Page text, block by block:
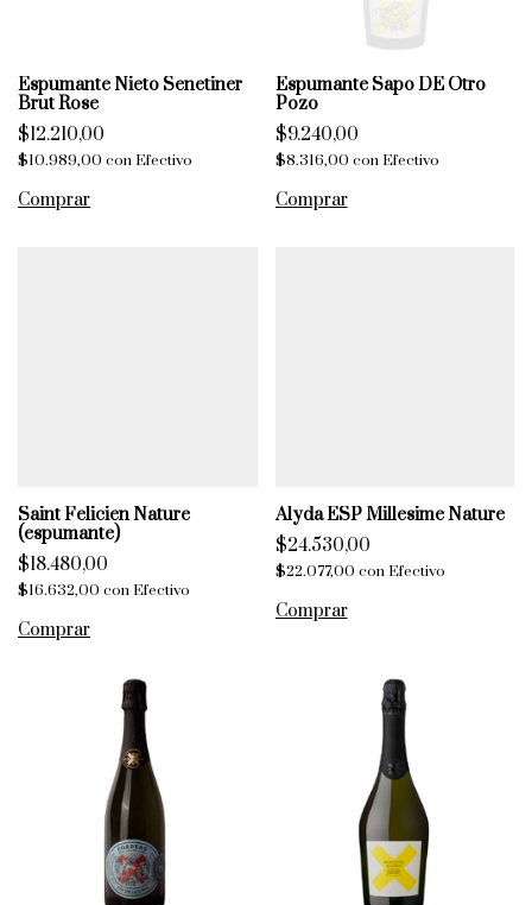
Espumante Nieto Senetiner
Brut Rose
$12.210,00
$10.989,00 conEfectivo
Espumante Sapo DE Otro
Pozo
$9.240,00
$8.316,00 con Efectivo
Saint Felicien Nature
(espumante)
$18.480,00
$16.632,00 conEfectivo
Alyda ESP Millesime Nature
$24.530,00
$22.077,00 con Efectivo